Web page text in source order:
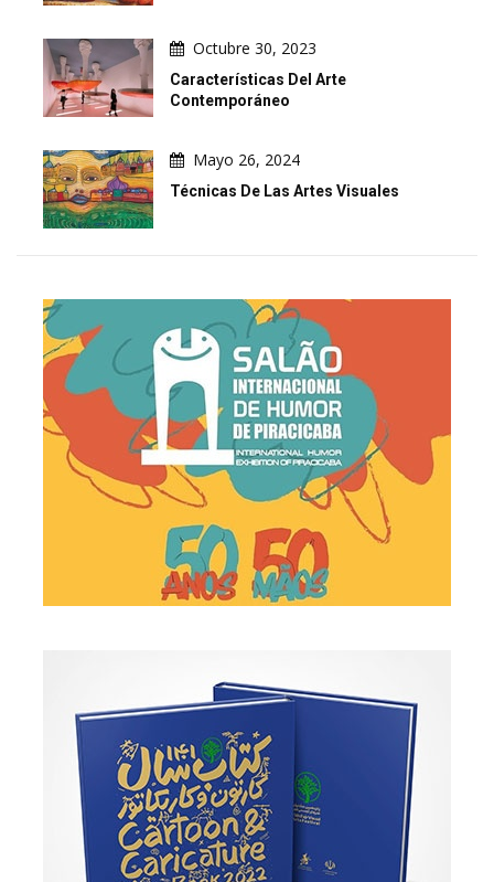
Octubre 30, 2023
Características Del Arte
Contemporáneo
Mayo 26, 2024
Técnicas De Las Artes Visuales